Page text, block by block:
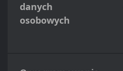
danych
osobowych